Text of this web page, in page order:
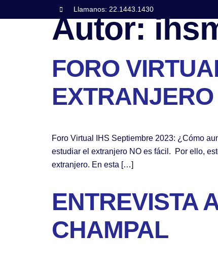
Llamanos: 22.1443.1430
Autor:
FORO
Foro Virtual IHS Septiembre 2023: ¿Cómo
estudiar el extranjero NO es fácil. Por ello,
extranjero. En esta […]
ENTREVISTA
CHAMPAL